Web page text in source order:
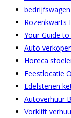
Rozenkwarts
Your Guide
Auto
Horeca
Feestlocatie
Edelstenen
Autoverhuur
Vorklift